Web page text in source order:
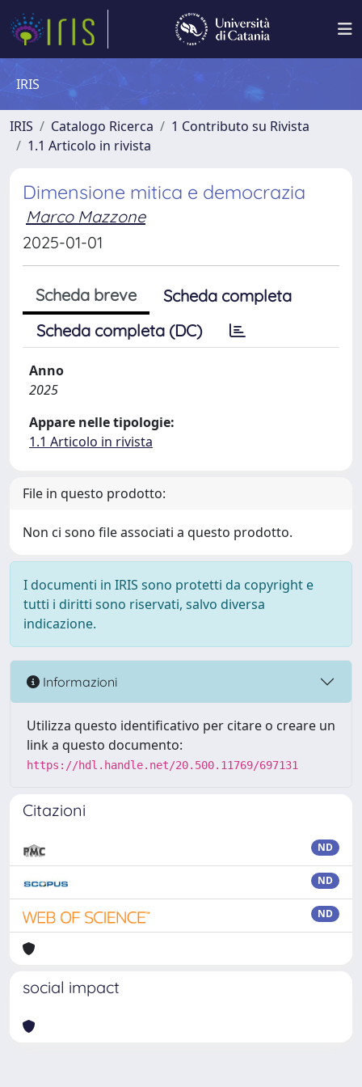
IRIS
IRIS Catalogo Ricerca
1 Contributo su Rivista
1.1 Articolo in rivista
Dimensione mitica e democrazia
Marco Mazzone
2025-01-01
Scheda breve
Scheda completa
Scheda completa (DC)
Anno
2025
Appare nelle tipologie:
1.1 Articolo in rivista
File in questo prodotto:
Non ci sono file associati a questo prodotto.
I documenti in IRIS sono protetti da copyright e
tutti i diritti sono riservati, salvo diversa
indicazione.
Informazioni
Utilizza questo identificativo per citare o creare un
link a questo documento:
https://hdl.handle.net/20.500.11769/697131
Citazioni
ND
ND
ND
social impact